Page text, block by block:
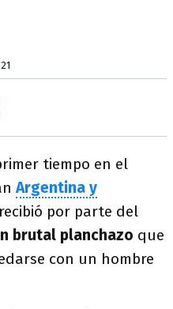
tiempo en el
Argentina y
recibió por parte del
brutal planchazo que
con un hombre